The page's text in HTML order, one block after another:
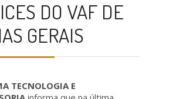
DO VAF DE
GERAIS
TECNOLOGIA E